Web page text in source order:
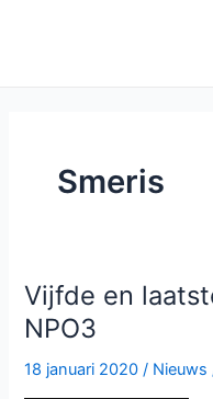
Smeris
Vijfde en
NPO3
18 januari 2020/ Nieuws